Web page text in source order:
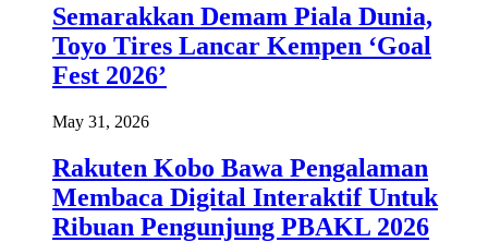
Semarakkan Demam Piala Dunia,
Toyo Tires Lancar Kempen ‘Goal
Fest 2026’
May 31, 2026
Rakuten Kobo Bawa Pengalaman
Membaca Digital Interaktif Untuk
Ribuan Pengunjung PBAKL 2026